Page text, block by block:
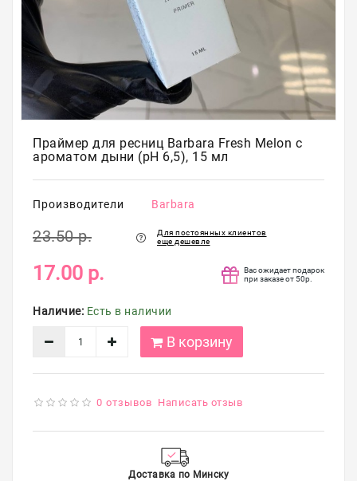
Парафинотерапия
био
тату
Подарочные
Подарочная
упаковка
Распродажа
Праймер для ресниц Barbara Fresh Melon с
ароматом дыни (рН 6,5), 15 мл
Производители Barbara
23.50 р.
Для постоянных клиентов
еще дешевле
17.00 р.
Вас ожидает подарок
при заказе от 50р.
Наличие: Есть в наличии
В корзину
0 отзывов Написать отзыв
Доставка по Минску